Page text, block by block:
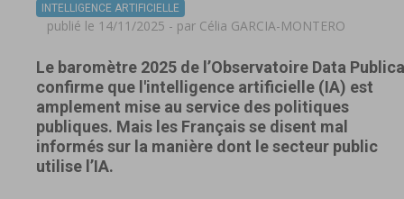
INTELLIGENCE ARTIFICIELLE
publié le 14/11/2025 - par Célia GARCIA-MONTERO
Le baromètre 2025 de l’Observatoire Data Publica
confirme que l'intelligence artificielle (IA) est
amplement mise au service des politiques
publiques. Mais les Français se disent mal
informés sur la manière dont le secteur public
utilise l’IA.